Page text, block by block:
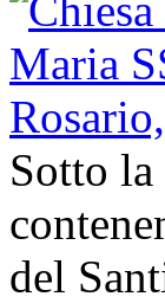
Sotto la
del